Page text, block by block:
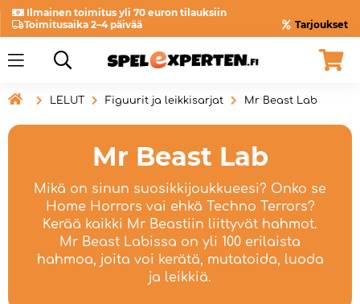
Ilmainen toimitus yli 70 euron tilauksiin
Toimitusaika 2–4 päivää
Tarjoukset
 LELUT Figuurit ja leikkisarjat Mr Beast Lab
Mr Beast Lab
Mikä on sinun suosikkijoukkueesi? Onko se
Home Horrors vai ehkä Techno Terrors?
Kerää kaikki Mr Beastiin liittyvät hahmot.
Mr Beast Labissa on yli 100 erilaista
hahmoa, joita voi kerätä, mutatoida, luoda
ja leikkiä.